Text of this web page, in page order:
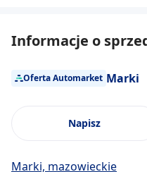
Informacje o
Oferta Automarket Marki
Napisz
Marki, mazowieckie